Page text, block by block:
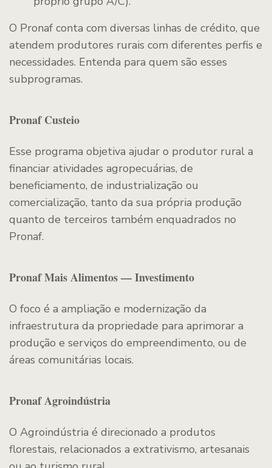
O Pronaf conta com diversas linhas de crédito, que
atendem produtores rurais com diferentes perfis e
necessidades. Entenda para quem são esses
subprogramas.
Pronaf Custeio
Esse programa objetiva ajudar o produtor rural a
financiar atividades agropecuárias, de
beneficiamento, de industrialização ou
comercialização, tanto da sua própria produção
quanto de terceiros também enquadrados no
Pronaf.
Pronaf Mais Alimentos — Investimento
O foco é a ampliação e modernização da
infraestrutura da propriedade para aprimorar a
produção e serviços do empreendimento, ou de
áreas comunitárias locais.
Pronaf Agroindústria
O Agroindústria é direcionado a produtos
florestais, relacionados a extrativismo, artesanais